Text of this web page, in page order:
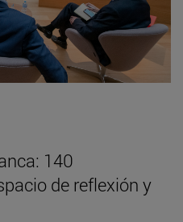
140
de reflexión y